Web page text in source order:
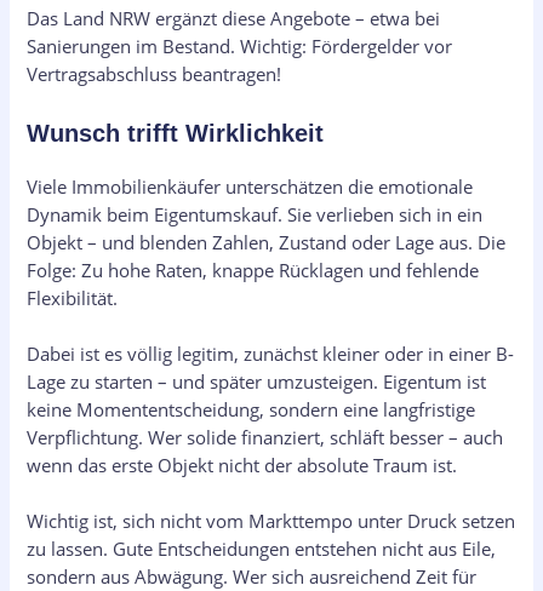
Das Land NRW ergänzt diese Angebote – etwa bei
Sanierungen im Bestand. Wichtig: Fördergelder vor
Vertragsabschluss beantragen!
Wunsch trifft Wirklichkeit
Viele Immobilienkäufer unterschätzen die emotionale
Dynamik beim Eigentumskauf. Sie verlieben sich in ein
Objekt – und blenden Zahlen, Zustand oder Lage aus. Die
Folge: Zu hohe Raten, knappe Rücklagen und fehlende
Flexibilität.
Dabei ist es völlig legitim, zunächst kleiner oder in einer B-
Lage zu starten – und später umzusteigen. Eigentum ist
keine Momententscheidung, sondern eine langfristige
Verpflichtung. Wer solide finanziert, schläft besser – auch
wenn das erste Objekt nicht der absolute Traum ist.
Wichtig ist, sich nicht vom Markttempo unter Druck setzen
zu lassen. Gute Entscheidungen entstehen nicht aus Eile,
sondern aus Abwägung. Wer sich ausreichend Zeit für